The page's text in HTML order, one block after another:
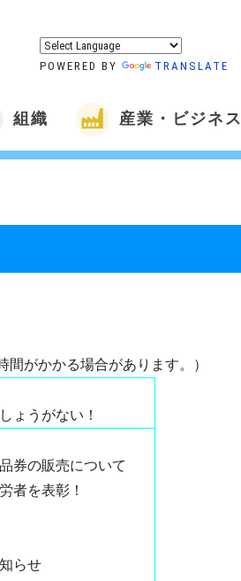
POWERED BY TRANSLATE
組織 産業・ビジネス
がかかる場合があります。）
ょうがない！
券の販売について
者を表彰！
らせ